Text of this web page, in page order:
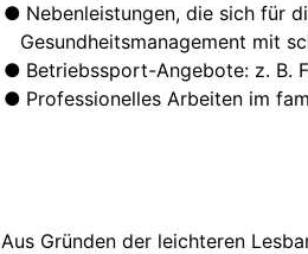
Nebenleistungen, die sich für
Gesundheitsmanagement mit
Betriebssport-Angebote: z. B.
Professionelles Arbeiten im
Aus Gründen der leichteren